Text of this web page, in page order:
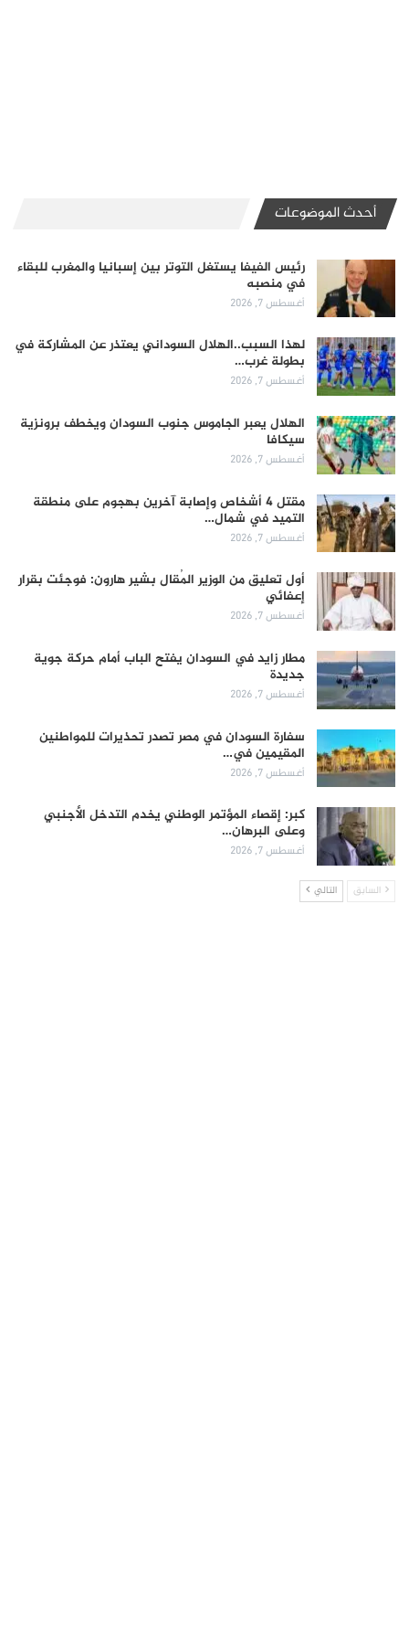
أحدث الموضوعات
رئيس الفيفا يستغل التوتر بين إسبانيا والمغرب للبقاء
في منصبه
أغسطس 7, 2026
لهذا السبب..الهلال السوداني يعتذر عن المشاركة في
بطولة غرب…
أغسطس 7, 2026
الهلال يعبر الجاموس جنوب السودان ويخطف برونزية
سيكافا
أغسطس 7, 2026
مقتل 4 أشخاص وإصابة آخرين بهجوم على منطقة
التميد في شمال…
أغسطس 7, 2026
أول تعليق من الوزير المُقال بشير هارون: فوجئت بقرار
إعفائي
أغسطس 7, 2026
مطار زايد في السودان يفتح الباب أمام حركة جوية
جديدة
أغسطس 7, 2026
سفارة السودان في مصر تصدر تحذيرات للمواطنين
المقيمين في…
أغسطس 7, 2026
كبر: إقصاء المؤتمر الوطني يخدم التدخل الأجنبي
وعلى البرهان…
أغسطس 7, 2026
السابق التالي